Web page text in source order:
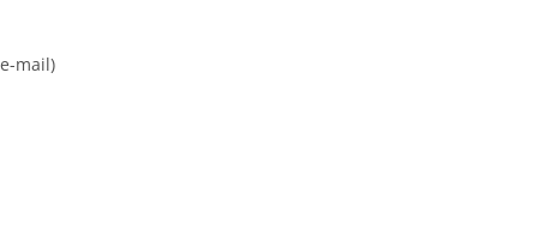
mail)